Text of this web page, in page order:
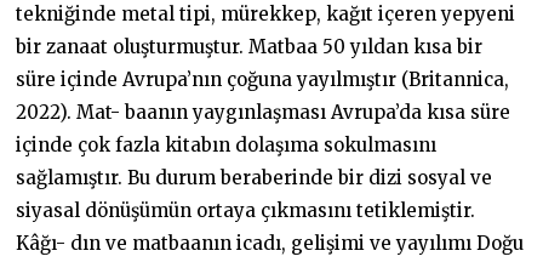
tekniğinde metal tipi, mürekkep, kağıt içeren yepyeni
bir zanaat oluşturmuştur. Matbaa 50 yıldan kısa bir
süre içinde Avrupa’nın çoğuna yayılmıştır (Britannica,
2022). Mat- baanın yaygınlaşması Avrupa’da kısa süre
içinde çok fazla kitabın dolaşıma sokulmasını
sağlamıştır. Bu durum beraberinde bir dizi sosyal ve
siyasal dönüşümün ortaya çıkmasını tetiklemiştir.
Kâğı- dın ve matbaanın icadı, gelişimi ve yayılımı Doğu